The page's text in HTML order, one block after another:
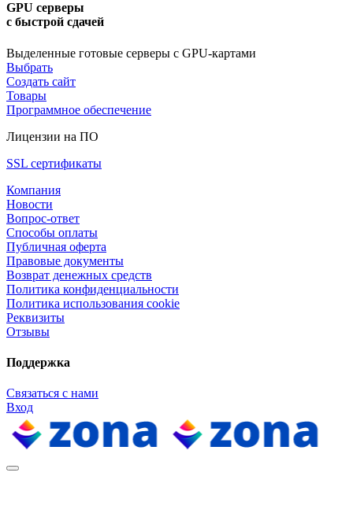
GPU серверы
с быстрой сдачей
Выделенные готовые серверы с GPU-картами
Выбрать
Создать сайт
Товары
Программное обеспечение
Лицензии на ПО
SSL сертификаты
Компания
Новости
Вопрос-ответ
Способы оплаты
Публичная оферта
Правовые документы
Возврат денежных средств
Политика конфиденциальности
Политика использования cookie
Реквизиты
Отзывы
Поддержка
Связаться с нами
Вход